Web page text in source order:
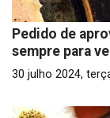
Pedido de
sempre para
30 julho 2024,